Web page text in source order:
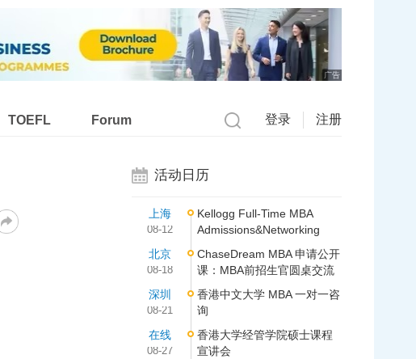
广告
TOEFL Forum 登录 注册
活动日历
上海
08-12
Kellogg Full-Time MBA
Admissions&Networking
北京
08-18
ChaseDream MBA 申请公开
课：MBA前招生官圆桌交流
深圳
08-21
香港中文大学 MBA 一对一咨
询
在线
08-27
香港大学经管学院硕士课程
宣讲会